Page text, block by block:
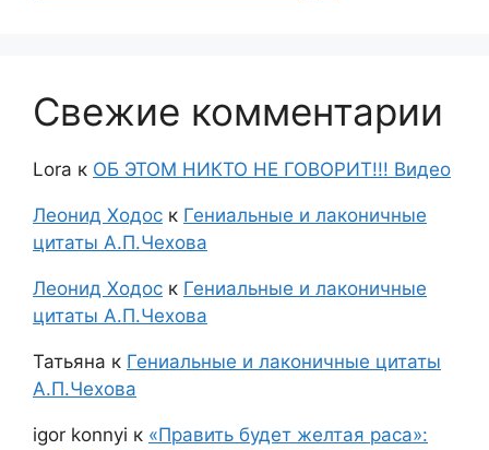
Свежие комментарии
Lora к ОБ ЭТОМ НИКТО НЕ ГОВОРИТ!!! Видео
Леонид Ходос к Гениальные и лаконичные
цитаты А.П.Чехова
Леонид Ходос к Гениальные и лаконичные
цитаты А.П.Чехова
Татьяна к Гениальные и лаконичные цитаты
А.П.Чехова
igor konnyi к «Править будет желтая раса»: